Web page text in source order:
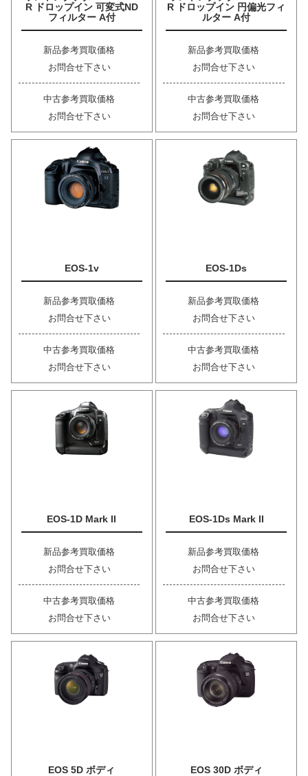
R ドロップイン 可変式ND
フィルター A付
新品参考買取価格
お問合せ下さい
中古参考買取価格
お問合せ下さい
R ドロップイン 円偏光フィ
ルター A付
新品参考買取価格
お問合せ下さい
中古参考買取価格
お問合せ下さい
EOS-1v
新品参考買取価格
お問合せ下さい
中古参考買取価格
お問合せ下さい
EOS-1Ds
新品参考買取価格
お問合せ下さい
中古参考買取価格
お問合せ下さい
EOS-1D Mark II
新品参考買取価格
お問合せ下さい
中古参考買取価格
お問合せ下さい
EOS-1Ds Mark II
新品参考買取価格
お問合せ下さい
中古参考買取価格
お問合せ下さい
EOS 5D ボディ EOS 30D ボディ